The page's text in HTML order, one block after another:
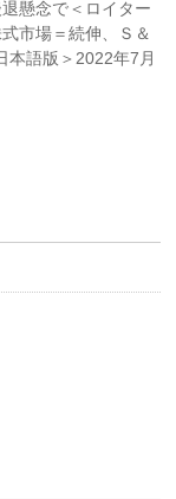
懸念で＜ロイター
市場＝続伸、Ｓ＆
本語版＞2022年7月